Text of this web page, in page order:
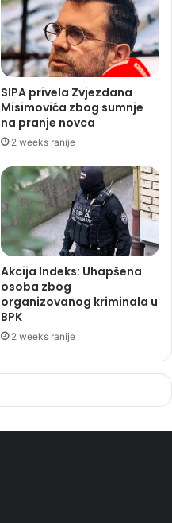
SIPA privela Zvjezdana
Misimovića zbog sumnje
na pranje novca
2 weeks ranije
Akcija Indeks: Uhapšena
osoba zbog
organizovanog kriminala u
BPK
2 weeks ranije